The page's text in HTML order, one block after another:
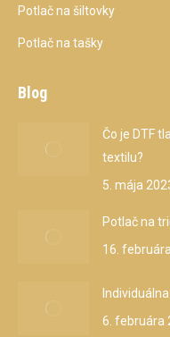
Potlač na šiltovky
Potlač na tašky
Blog
Čo je DTF
textilu?
5. mája
Potlač na
16.
6. februára